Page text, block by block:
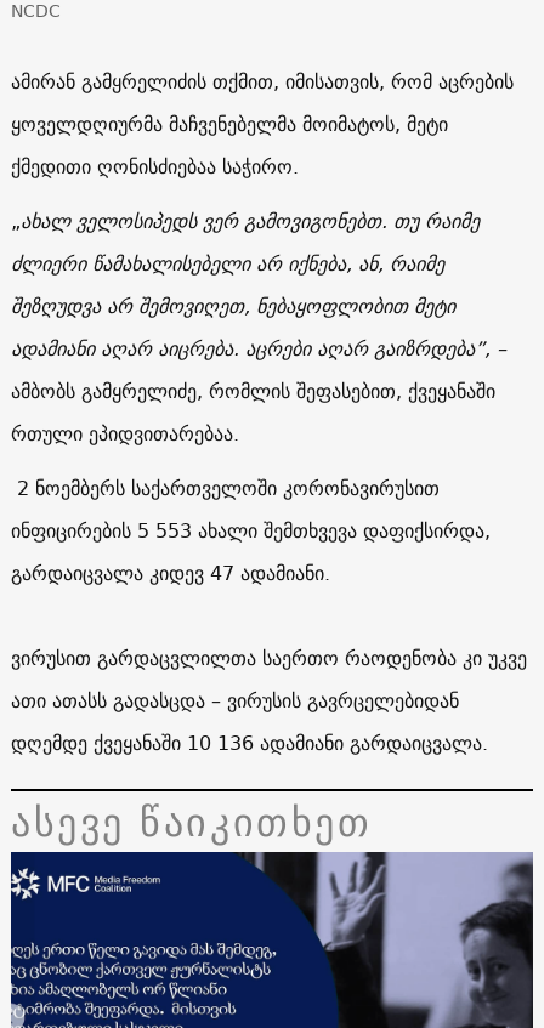
NCDC
ამირან გამყრელიძის თქმით, იმისათვის, რომ აცრების
ყოველდღიურმა მაჩვენებელმა მოიმატოს, მეტი
ქმედითი ღონისძიებაა საჭირო.
„ახალ ველოსიპედს ვერ გამოვიგონებთ. თუ რაიმე
ძლიერი წამახალისებელი არ იქნება, ან, რაიმე
შეზღუდვა არ შემოვიღეთ, ნებაყოფლობით მეტი
ადამიანი აღარ აიცრება. აცრები აღარ გაიზრდება”, –
ამბობს გამყრელიძე, რომლის შეფასებით, ქვეყანაში
რთული ეპიდვითარებაა.
2 ნოემბერს საქართველოში კორონავირუსით
ინფიცირების 5 553 ახალი შემთხვევა დაფიქსირდა,
გარდაიცვალა კიდევ 47 ადამიანი.
ვირუსით გარდაცვლილთა საერთო რაოდენობა კი უკვე
ათი ათასს გადასცდა – ვირუსის გავრცელებიდან
დღემდე ქვეყანაში 10 136 ადამიანი გარდაიცვალა.
ასევე წაიკითხეთ